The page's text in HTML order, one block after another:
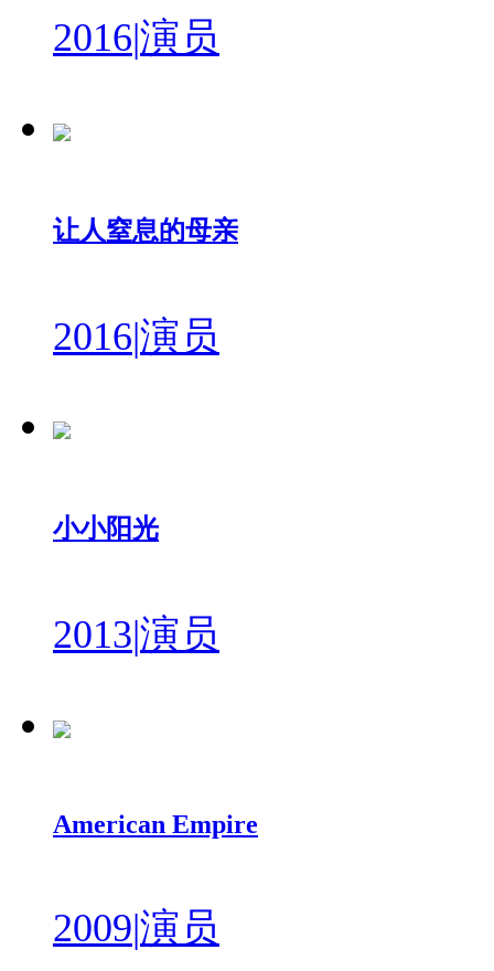
2016|演员
让人窒息的母亲
2016|演员
小小阳光
2013|演员
American Empire
2009|演员